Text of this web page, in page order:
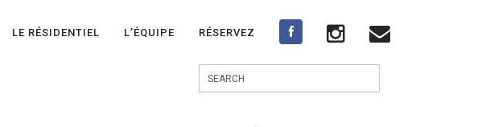
LE RÉSIDENTIEL L’ÉQUIPE RÉSERVEZ